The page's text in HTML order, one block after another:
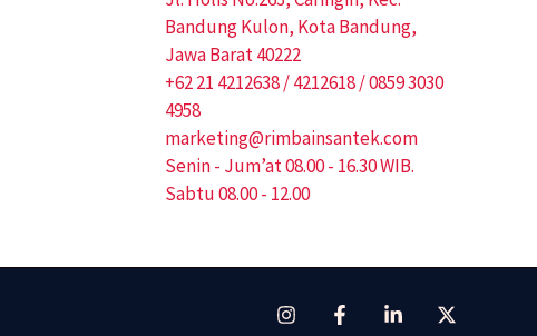
Bandung Kulon, Kota Bandung,
Jawa Barat 40222
+62 21 4212638 / 4212618 / 0859 3030
4958
marketing@rimbainsantek.com
Senin - Jum’at 08.00 - 16.30 WIB.
Sabtu 08.00 - 12.00